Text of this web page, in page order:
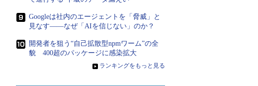
Googleは社内のエージェントを「脅威」と
見なす――なぜ「AIを信じない」のか？
開発者を狙う“自己拡散型npmワーム”の全
貌 400超のパッケージに感染拡大
» ランキングをもっと見る